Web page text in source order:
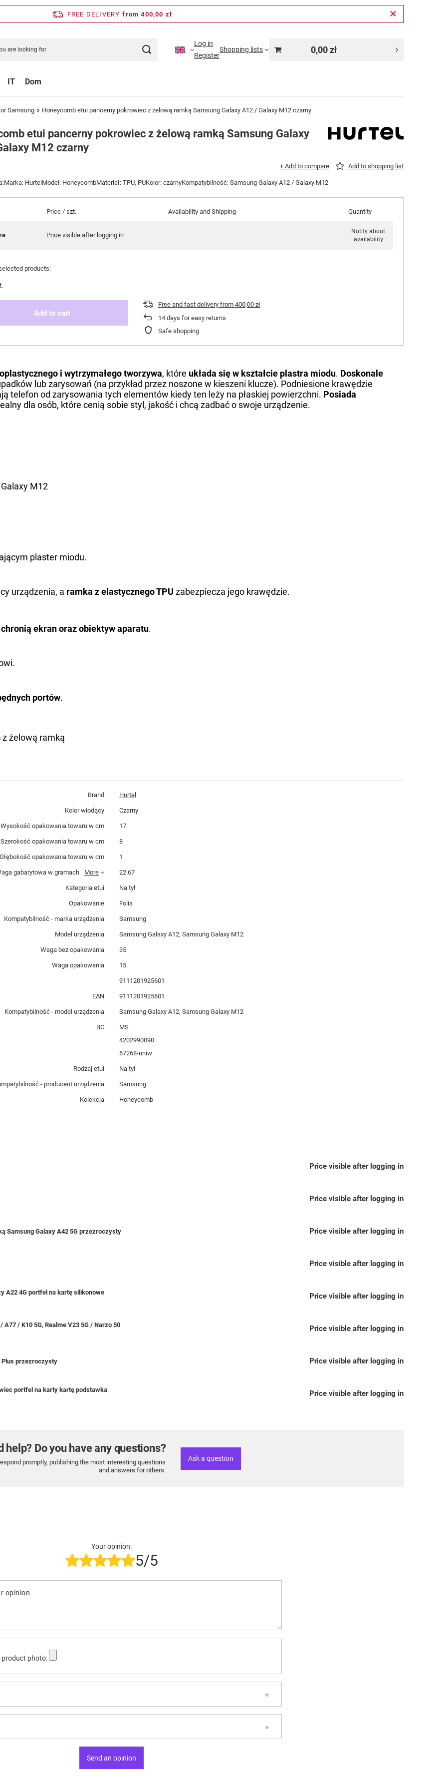
FREE DELIVERY from 400,00 zł
Log in
Register
Shopping lists 0,00 zł
IT Dom
Samsung Honeycomb etui pancerny pokrowiec z żelową ramką Samsung Galaxy A12 / Galaxy M12 czarny
etui pancerny pokrowiec z żelową ramką Samsung Galaxy
M12 czarny
+ Add to compare Add to shopping list
HurtelModel: HoneycombMateriał: TPU, PUKolor: czarnyKompatybilność: Samsung Galaxy A12 / Galaxy M12
Price / szt. Availability and Shipping Quantity
Price visible after logging in
Notify about
availability
products:
Add to cart
Free and fast deliveryfrom 400,00 zł
14days for easy returns
Safe shopping
i wytrzymałego tworzywa, które układa się w kształcie plastra miodu. Doskonale
lub zarysowań (na przykład przez noszone w kieszeni klucze). Podniesione krawędzie
telefon od zarysowania tych elementów kiedy ten leży na płaskiej powierzchni. Posiada
dla osób, które cenią sobie styl, jakość i chcą zadbać o swoje urządzenie.
M12
plaster miodu.
urządzenia, a ramka z elastycznego TPU zabezpiecza jego krawędzie.
ekran oraz obiektyw aparatu.
portów.
żelową ramką
Brand Hurtel
Kolor wiodący Czarny
Wysokość opakowania towaru w cm 17
Szerokość opakowania towaru w cm 8
Głębokość opakowania towaru w cm 1
gabarytowa w gramach More 22.67
Kategoria etui Na tył
Opakowanie Folia
Kompatybilność - marka urządzenia Samsung
Model urządzenia Samsung Galaxy A12, Samsung Galaxy M12
Waga bez opakowania 35
Waga opakowania 15
9111201925601
EAN 9111201925601
Kompatybilność - model urządzenia Samsung Galaxy A12, Samsung Galaxy M12
BC
MS
4202990090
67268-uniw
Rodzaj etui Na tył
- producent urządzenia Samsung
Kolekcja Honeycomb
Price visible after logging in
Price visible after logging in
Samsung Galaxy A42 5G przezroczysty Price visible after logging in
Price visible after logging in
A22 4G portfel na kartę silikonowe Price visible after logging in
/ K10 5G, Realme V23 5G / Narzo 50 Price visible after logging in
Plus przezroczysty Price visible after logging in
portfel na karty kartę podstawka Price visible after logging in
help? Do you have any questions?
promptly, publishing the most interesting questions
and answers for others.
Ask a question
Your opinion:
5/5
opinion
photo:
Send an opinion